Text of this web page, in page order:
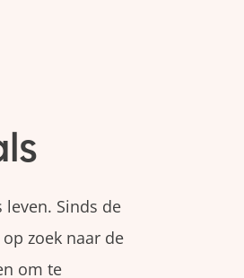
Sinds de
zoek naar de
om te